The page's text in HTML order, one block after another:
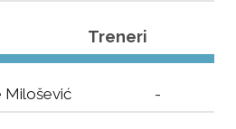
Treneri
Milošević -